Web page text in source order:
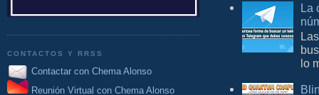
CONTACTOS Y RRSS
Contactar con Chema Alonso
Reunión Virtual con Chema Alonso
La
lo